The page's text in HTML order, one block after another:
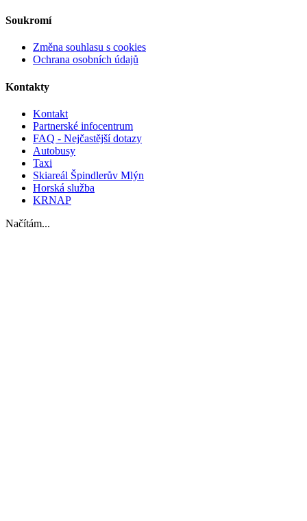
Soukromí
Změna souhlasu s cookies
Ochrana osobních údajů
Kontakty
Kontakt
Partnerské infocentrum
FAQ - Nejčastější dotazy
Autobusy
Taxi
Skiareál Špindlerův Mlýn
Horská služba
KRNAP
Načítám...